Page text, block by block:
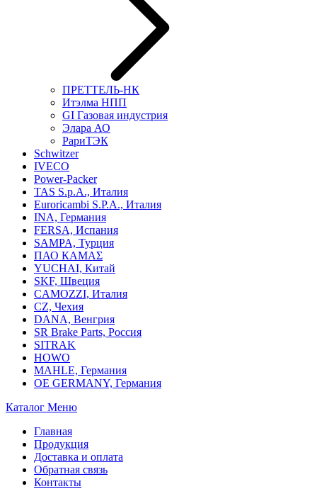
ПРЕТТЕЛЬ-НК
Итэлма НПП
GI Газовая индустрия
Элара АО
РариТЭК
Schwitzer
IVECO
Power-Packer
TAS S.p.A., Италия
Euroricambi S.P.A., Италия
INA, Германия
FERSA, Испания
SAMPA, Турция
ПАО КАМАΣ
YUCHAI, Китай
SKF, Швеция
CAMOZZI, Италия
CZ, Чехия
DANA, Венгрия
SR Brake Parts, Россия
SITRAK
HOWO
MAHLE, Германия
OE GERMANY, Германия
Каталог Меню
Главная
Продукция
Доставка и оплата
Обратная связь
Контакты